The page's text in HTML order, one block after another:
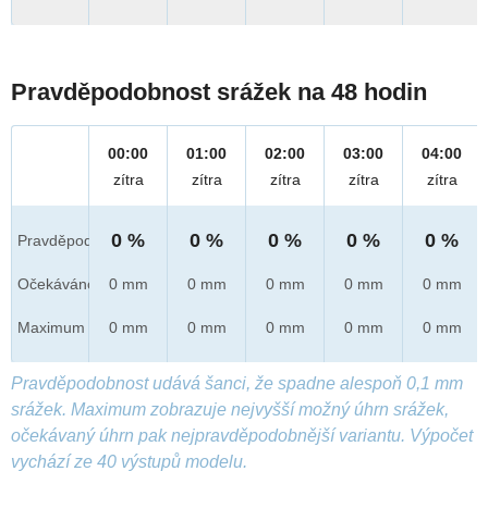
Pravděpodobnost srážek na 48 hodin
Pravděpod.
Očekáváno
Maximum
00:00
zítra
0 %
0 mm
0 mm
01:00
zítra
0 %
0 mm
0 mm
02:00
zítra
0 %
0 mm
0 mm
03:00
zítra
0 %
0 mm
0 mm
04:00
zítra
0 %
0 mm
0 mm
Pravděpodobnost udává šanci, že spadne alespoň 0,1 mm
srážek. Maximum zobrazuje nejvyšší možný úhrn srážek,
očekávaný úhrn pak nejpravděpodobnější variantu. Výpočet
vychází ze 40 výstupů modelu.